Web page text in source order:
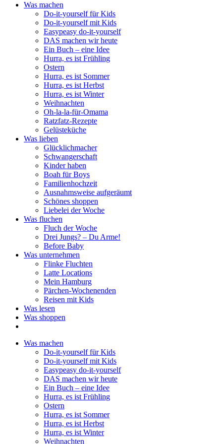
Was machen
Do-it-yourself für Kids
Do-it-yourself mit Kids
Easypeasy do-it-yourself
DAS machen wir heute
Ein Buch – eine Idee
Hurra, es ist Frühling
Ostern
Hurra, es ist Sommer
Hurra, es ist Herbst
Hurra, es ist Winter
Weihnachten
Oh-la-la-für-Omama
Ratzfatz-Rezepte
Gelüsteküche
Was lieben
Glücklichmacher
Schwangerschaft
Kinder haben
Boah für Boys
Familienhochzeit
Ausnahmsweise aufgeräumt
Schönes shoppen
Liebelei der Woche
Was fluchen
Fluch der Woche
Drei Jungs? – Du Arme!
Before Baby
Was unternehmen
Flinke Fluchten
Latte Locations
Mein Hamburg
Pärchen-Wochenenden
Reisen mit Kids
Was lesen
Was shoppen
Was machen
Do-it-yourself für Kids
Do-it-yourself mit Kids
Easypeasy do-it-yourself
DAS machen wir heute
Ein Buch – eine Idee
Hurra, es ist Frühling
Ostern
Hurra, es ist Sommer
Hurra, es ist Herbst
Hurra, es ist Winter
Weihnachten